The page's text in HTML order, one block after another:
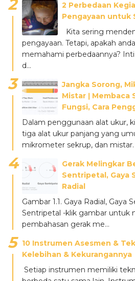
2 Perbedaan
Pengayaan untuk
Kita sering
pengayaan. Tetapi, apakah
memahami perbedaannya?
d...
Jangka Sorong,
Mistar ǀ Membaca
Fungsi, Cara
Dalam penggunaan alat ukur,
tiga alat ukur panjang yang
mikrometer sekrup, dan mistar.
Gerak Melingkar
Sentripetal, Gaya
Radial
Gambar 1.1. Gaya Radial, Gaya
Sentripetal -klik gambar untuk
pembahasan gerak me...
10 Instrumen Asesmen &
Kelebihan & Kekurangannya
Setiap instrumen memiliki